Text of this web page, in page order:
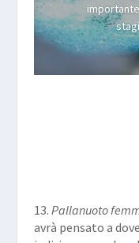
13. Pallanuoto
avrà pensato a